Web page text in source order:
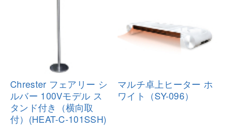
Chrester フェアリー シ
ルバー 100Vモデル ス
タンド付き（横向取
付） (HEAT-C-101SSH)
マルチ卓上ヒーター ホ
ワイト（SY-096）